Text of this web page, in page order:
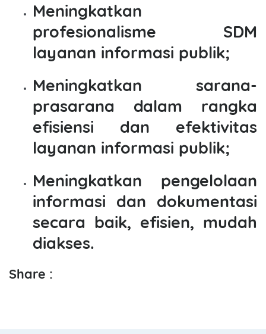
Meningkatkan
profesionalisme SDM
layanan informasi publik;
Meningkatkan sarana-
prasarana dalam rangka
efisiensi dan efektivitas
layanan informasi publik;
Meningkatkan pengelolaan
informasi dan dokumentasi
secara baik, efisien, mudah
diakses.
Share :